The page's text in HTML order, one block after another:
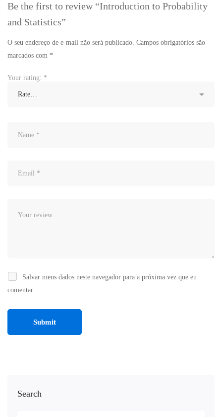
Search
Be the first to review “Introduction to Probability
and Statistics”
O seu endereço de e-mail não será publicado. Campos obrigatórios são
marcados com *
Your rating: *
Salvar meus dados neste navegador para a próxima vez que eu
comentar.